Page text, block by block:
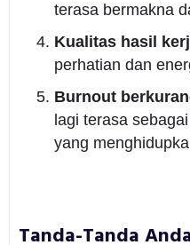
terasa bermakna
Kualitas hasil
perhatian dan
Burnout
lagi terasa
yang
Tanda-Tanda